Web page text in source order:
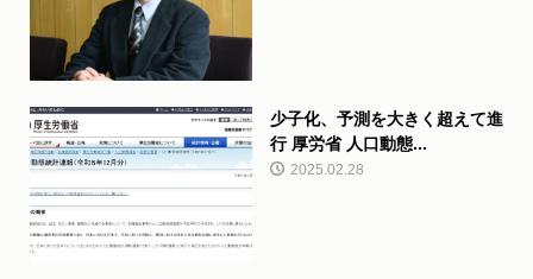
少子化、予測を大きく超えて進
行 厚労省 人口動態...
2025.02.28